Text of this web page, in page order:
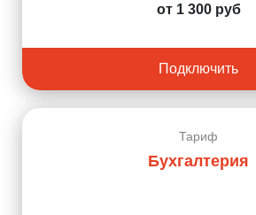
от 1 300 руб
Подключить
Тариф
Бухгалтерия